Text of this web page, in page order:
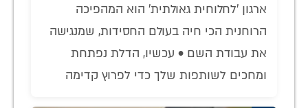
ארגון 'לחלוחית גאולתית' הוא המהפיכה
הרוחנית הכי חיה בעולם החסידות, שמנגישה
את עבודת השם • עכשיו, הדלת נפתחת
ומחכים לשותפות שלך כדי לפרוץ קדימה